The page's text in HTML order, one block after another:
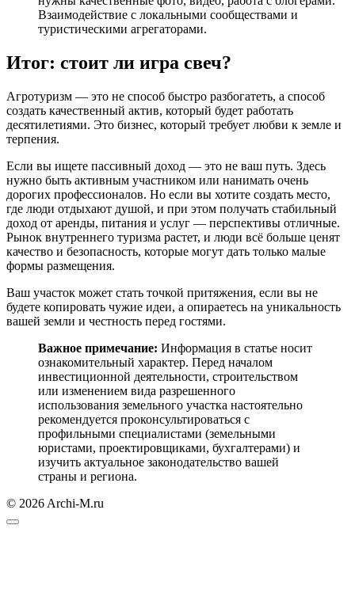
Взаимодействие с локальными сообществами и
туристическими агрегаторами.
Итог: стоит ли игра свеч?
Агротуризм — это не способ быстро разбогатеть, а способ
создать качественный актив, который будет работать
десятилетиями. Это бизнес, который требует любви к земле и
терпения.
Если вы ищете пассивный доход — это не ваш путь. Здесь
нужно быть активным участником или нанимать очень
дорогих профессионалов. Но если вы хотите создать место,
где люди отдыхают душой, и при этом получать стабильный
доход от аренды, питания и услуг — перспективы отличные.
Рынок внутреннего туризма растет, и люди всё больше ценят
качество и безопасность, которые могут дать только малые
формы размещения.
Ваш участок может стать точкой притяжения, если вы не
будете копировать чужие идеи, а опираетесь на уникальность
вашей земли и честность перед гостями.
Важное примечание: Информация в статье носит
ознакомительный характер. Перед началом
инвестиционной деятельности, строительством
или изменением вида разрешенного
использования земельного участка настоятельно
рекомендуется проконсультироваться с
профильными специалистами (земельными
юристами, проектировщиками, бухгалтерами) и
изучить актуальное законодательство вашей
страны и региона.
© 2026 Archi-M.ru